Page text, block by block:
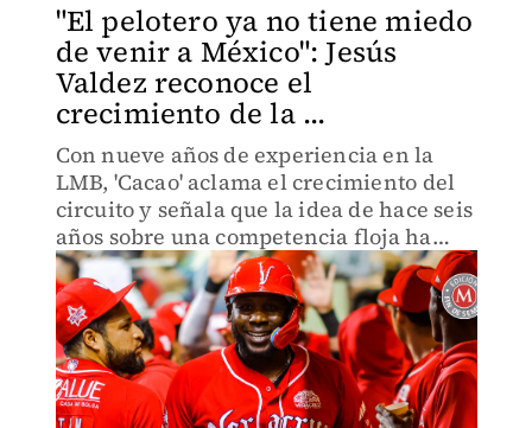
"El pelotero ya no tiene miedo
de venir a México": Jesús
Valdez reconoce el
crecimiento de la ...
Con nueve años de experiencia en la
LMB, 'Cacao' aclama el crecimiento del
circuito y señala que la idea de hace seis
años sobre una competencia floja ha
cambiado y ahora los ex ligamayoristas
están convencidos de jugar aquí